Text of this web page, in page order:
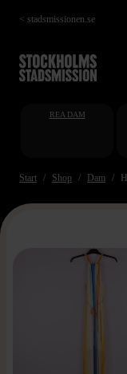
Hoppa
till
< stadsmissionen.se
REA DAM
Start Shop Dam